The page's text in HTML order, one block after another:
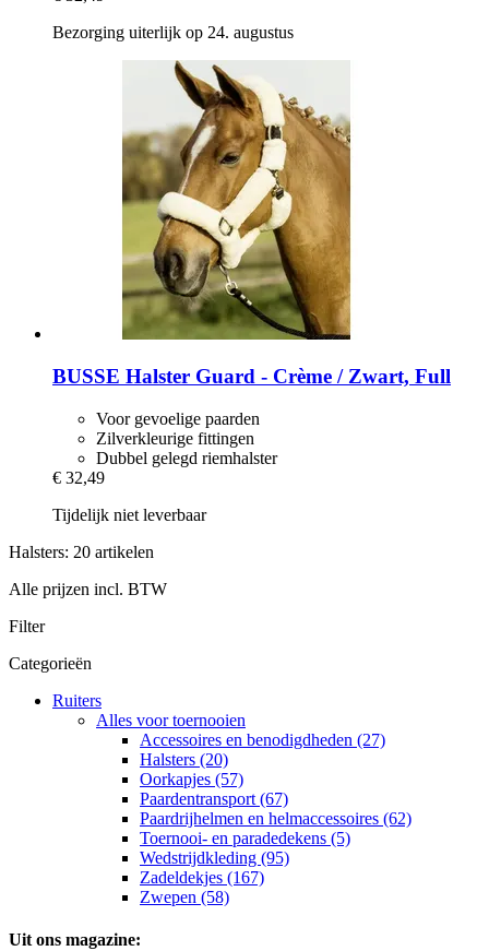
Bezorging uiterlijk op 24. augustus
BUSSE Halster Guard -​ Crème / Zwart, Full
Voor gevoelige paarden
Zilverkleurige fittingen
Dubbel gelegd riemhalster
€ 32,49
Tijdelijk niet leverbaar
Halsters: 20 artikelen
Alle prijzen incl. BTW
Filter
Categorieën
Ruiters
Alles voor toernooien
Accessoires en benodigdheden (27)
Halsters (20)
Oorkapjes (57)
Paardentransport (67)
Paardrijhelmen en helmaccessoires (62)
Toernooi- en paradedekens (5)
Wedstrijdkleding (95)
Zadeldekjes (167)
Zwepen (58)
Uit ons magazine: